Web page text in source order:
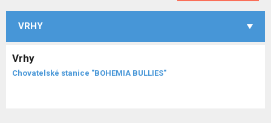
VRHY
Vrhy
Chovatelské stanice "BOHEMIA BULLIES"